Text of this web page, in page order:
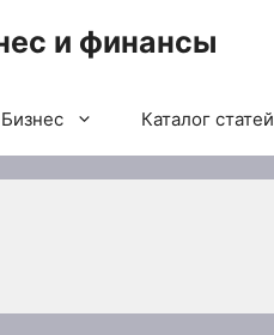
и финансы
Бизнес Каталог статей